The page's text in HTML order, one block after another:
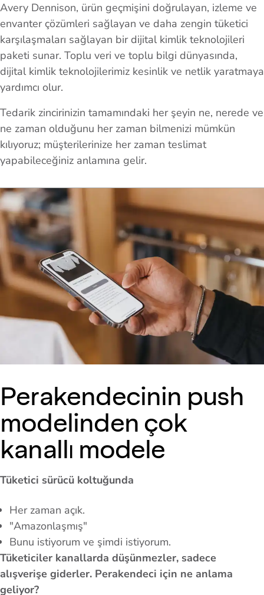
Avery Dennison, ürün geçmişini doğrulayan, izleme ve
envanter çözümleri sağlayan ve daha zengin tüketici
karşılaşmaları sağlayan bir dijital kimlik teknolojileri
paketi sunar. Toplu veri ve toplu bilgi dünyasında,
dijital kimlik teknolojilerimiz kesinlik ve netlik yaratmaya
yardımcı olur.
Tedarik zincirinizin tamamındaki her şeyin ne, nerede ve
ne zaman olduğunu her zaman bilmenizi mümkün
kılıyoruz; müşterilerinize her zaman teslimat
yapabileceğiniz anlamına gelir.
Perakendecinin push
modelinden çok
kanallı modele
Tüketici sürücü koltuğunda
Her zaman açık.
"Amazonlaşmış"
Bunu istiyorum ve şimdi istiyorum.
Tüketiciler kanallarda düşünmezler, sadece
alışverişe giderler. Perakendeci için ne anlama
geliyor?